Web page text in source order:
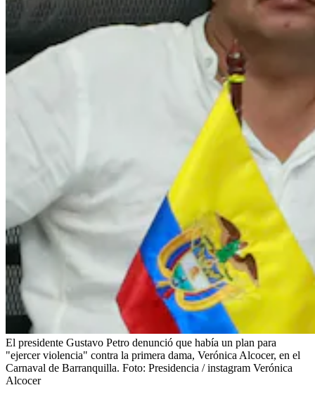
El presidente Gustavo Petro denunció que había un plan para
"ejercer violencia" contra la primera dama, Verónica Alcocer, en el
Carnaval de Barranquilla. Foto: Presidencia / instagram Verónica
Alcocer